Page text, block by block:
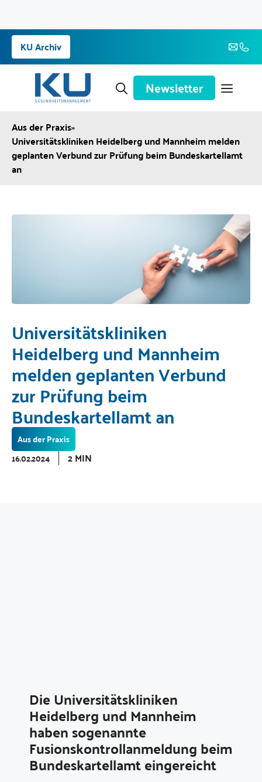
Zum
Inhalt
springen
KU Archiv
Newsletter
Aus der Praxis»
Universitätskliniken Heidelberg und Mannheim melden
geplanten Verbund zur Prüfung beim Bundeskartellamt
an
Universitätskliniken
Heidelberg und Mannheim
melden geplanten Verbund
zur Prüfung beim
Bundeskartellamt an
Aus der Praxis
16.02.2024
2 MIN
Die Universitätskliniken
Heidelberg und Mannheim
haben sogenannte
Fusionskontrollanmeldung beim
Bundeskartellamt eingereicht